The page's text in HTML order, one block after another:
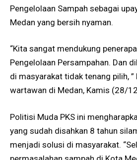
Pengelolaan Sampah sebagai
Medan yang bersih nyaman.
“Kita sangat mendukung
Pengelolaan Persampahan. Dan
di masyarakat tidak tenang pilih, ”
wartawan di Medan, Kamis (28/
Politisi Muda PKS ini
yang sudah disahkan 8 tahun
menjadi solusi di masyarakat.